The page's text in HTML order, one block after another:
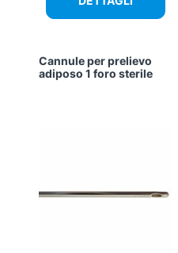
Cannule per prelievo
adiposo 1 foro sterile